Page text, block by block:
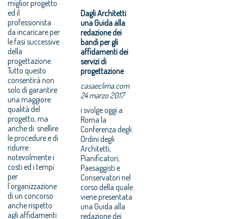
miglior progetto
ed il
professionista
da incaricare per
le fasi successive
della
progettazione.
Tutto questo
consentirà non
solo di garantire
una maggiore
qualità del
progetto, ma
anche di snellire
le procedure e di
ridurre
notevolmente i
costi ed i tempi
per
l’organizzazione
di un concorso
anche rispetto
agli affidamenti
Dagli Architetti
una Guida alla
redazione dei
bandi per gli
affidamenti dei
servizi di
progettazione
casaeclima.com
24 marzo 2017
i svolge oggi a
Roma la
Conferenza degli
Ordini degli
Architetti,
Pianificatori,
Paesaggisti e
Conservatori nel
corso della quale
viene presentata
una Guida alla
redazione dei